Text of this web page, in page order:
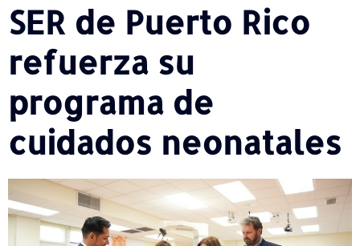
SER de Puerto Rico
refuerza su
programa de
cuidados neonatales